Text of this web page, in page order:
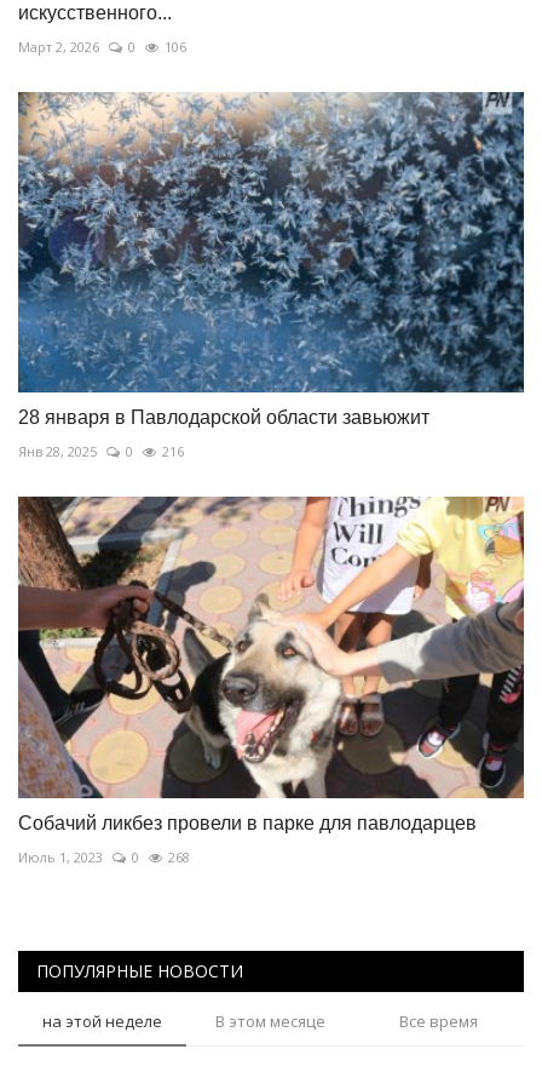
искусственного...
Март 2, 2026 0 106
28 января в Павлодарской области завьюжит
Янв 28, 2025 0 216
Собачий ликбез провели в парке для павлодарцев
Июль 1, 2023 0 268
ПОПУЛЯРНЫЕ НОВОСТИ
на этой неделе В этом месяце Все время